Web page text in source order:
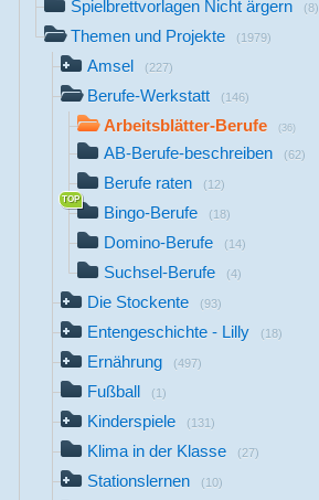
Spielbrettvorlagen Nicht ärgern (8)
Themen und Projekte (1979)
Amsel (227)
Berufe-Werkstatt (146)
Arbeitsblätter-Berufe (36)
AB-Berufe-beschreiben (62)
Berufe raten (12)
Bingo-Berufe (18)
Domino-Berufe (14)
Suchsel-Berufe (4)
Die Stockente (93)
Entengeschichte - Lilly (18)
Ernährung (497)
Fußball (1)
Kinderspiele (131)
Klima in der Klasse (27)
Stationslernen (10)